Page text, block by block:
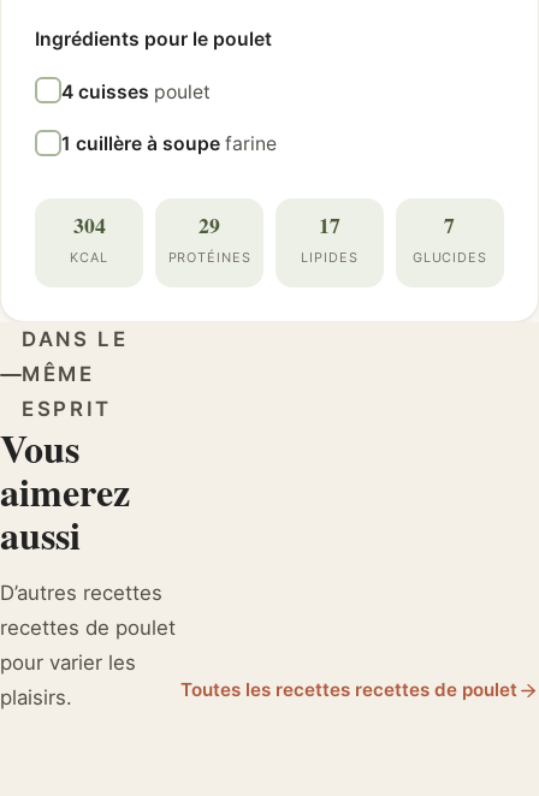
Ingrédients pour le poulet
4 cuisses poulet
1 cuillère à soupe farine
304
KCAL
29
PROTÉINES
17
LIPIDES
7
GLUCIDES
DANS LE
MÊME
ESPRIT
Vous
aimerez
aussi
D’autres recettes
recettes de poulet
pour varier les
plaisirs.
Toutes les recettes recettes de poulet